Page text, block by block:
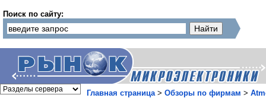
Поиск по сайту:
Главная страница> Обзоры по фирмам >